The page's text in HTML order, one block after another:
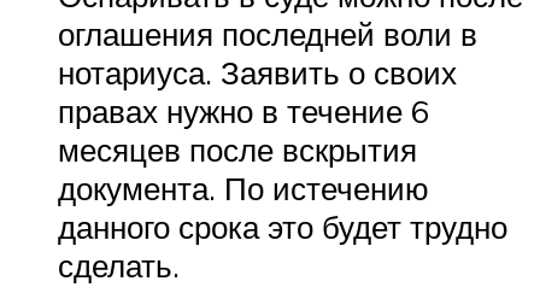
оглашения последней воли в
нотариуса. Заявить о своих
правах нужно в течение 6
месяцев после вскрытия
документа. По истечению
данного срока это будет трудно
сделать.